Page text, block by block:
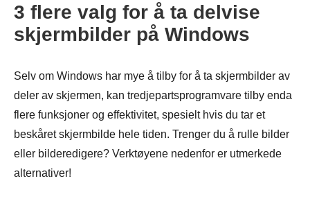
3 flere valg for å ta delvise
skjermbilder på Windows
Selv om Windows har mye å tilby for å ta skjermbilder av
deler av skjermen, kan tredjepartsprogramvare tilby enda
flere funksjoner og effektivitet, spesielt hvis du tar et
beskåret skjermbilde hele tiden. Trenger du å rulle bilder
eller bilderedigere? Verktøyene nedenfor er utmerkede
alternativer!